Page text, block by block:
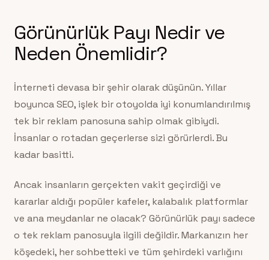
Görünürlük Payı Nedir ve
Neden Önemlidir?
İnterneti devasa bir şehir olarak düşünün. Yıllar
boyunca SEO, işlek bir otoyolda iyi konumlandırılmış
tek bir reklam panosuna sahip olmak gibiydi.
İnsanlar o rotadan geçerlerse sizi görürlerdi. Bu
kadar basitti.
Ancak insanların gerçekten vakit geçirdiği ve
kararlar aldığı popüler kafeler, kalabalık platformlar
ve ana meydanlar ne olacak? Görünürlük payı sadece
o tek reklam panosuyla ilgili değildir. Markanızın her
köşedeki, her sohbetteki ve tüm şehirdeki varlığını